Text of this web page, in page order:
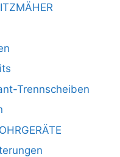
Trennscheiben